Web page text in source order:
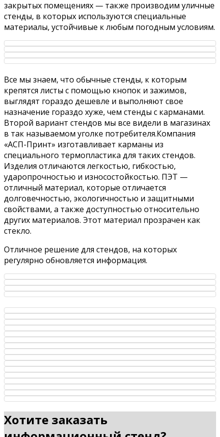
закрытых помещениях — также производим уличные
стенды, в которых используются специальные
материалы, устойчивые к любым погодным условиям.
Все мы знаем, что обычные стенды, к которым
крепятся листы с помощью кнопок и зажимов,
выглядят гораздо дешевле и выполняют свое
назначение гораздо хуже, чем стенды с карманами.
Второй вариант стендов мы все видели в магазинах
в так называемом уголке потребителя.Компания
«АСП-Принт» изготавливает карманы из
специального термопластика для таких стендов.
Изделия отличаются легкостью, гибкостью,
ударопрочностью и износостойкостью. ПЭТ —
отличный материал, которые отличается
долговечностью, экологичностью и защитными
свойствами, а также доступностью относительно
других материалов. Этот материал прозрачен как
стекло.
Отличное решение для стендов, на которых
регулярно обновляется информация.
Хотите заказать